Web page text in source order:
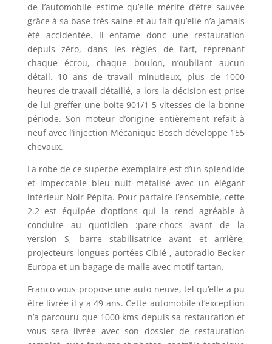
de l’automobile estime qu’elle mérite d’être sauvée
grâce à sa base très saine et au fait qu’elle n’a jamais
été accidentée. Il entame donc une restauration
depuis zéro, dans les règles de l’art, reprenant
chaque écrou, chaque boulon, n’oubliant aucun
détail. 10 ans de travail minutieux, plus de 1000
heures de travail détaillé, a lors la décision est prise
de lui greffer une boite 901/1 5 vitesses de la bonne
période. Son moteur d’origine entièrement refait à
neuf avec l’injection Mécanique Bosch développe 155
chevaux.
La robe de ce superbe exemplaire est d’un splendide
et impeccable bleu nuit métalisé avec un élégant
intérieur Noir Pépita. Pour parfaire l’ensemble, cette
2.2 est équipée d’options qui la rend agréable à
conduire au quotidien :pare-chocs avant de la
version S, barre stabilisatrice avant et arrière,
projecteurs longues portées Cibié , autoradio Becker
Europa et un bagage de malle avec motif tartan.
Franco vous propose une auto neuve, tel qu’elle a pu
être livrée il y a 49 ans. Cette automobile d’exception
n’a parcouru que 1000 kms depuis sa restauration et
vous sera livrée avec son dossier de restauration